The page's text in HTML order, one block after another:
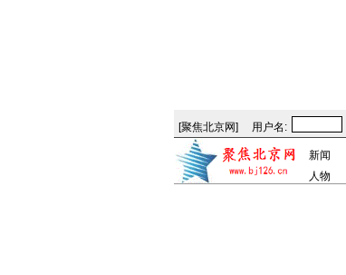
[聚焦北京网] 用户名:
新闻
人物